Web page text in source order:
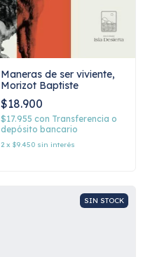
Maneras de ser viviente,
Morizot Baptiste
$18.900
$17.955 con Transferencia o
depósito bancario
2 x $9.450 sin interés
SIN STOCK